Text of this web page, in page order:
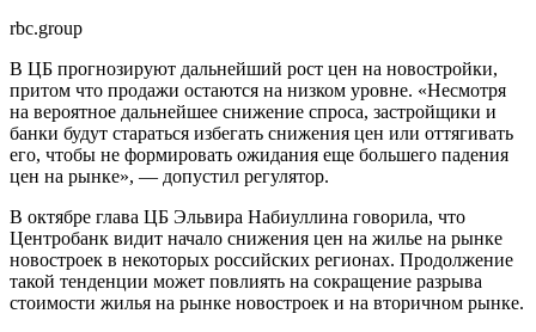
rbc.group
В ЦБ прогнозируют дальнейший рост цен на новостройки,
притом что продажи остаются на низком уровне. «Несмотря
на вероятное дальнейшее снижение спроса, застройщики и
банки будут стараться избегать снижения цен или оттягивать
его, чтобы не формировать ожидания еще большего падения
цен на рынке», — допустил регулятор.
В октябре глава ЦБ Эльвира Набиуллина говорила, что
Центробанк видит начало снижения цен на жилье на рынке
новостроек в некоторых российских регионах. Продолжение
такой тенденции может повлиять на сокращение разрыва
стоимости жилья на рынке новостроек и на вторичном рынке.